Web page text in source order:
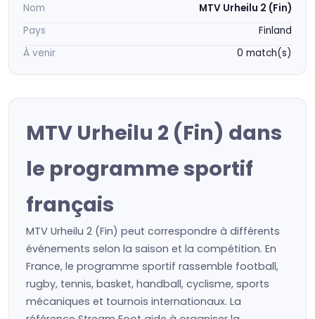
Nom
MTV Urheilu 2 (Fin)
Pays
Finland
À venir
0 match(s)
MTV Urheilu 2 (Fin) dans
le programme sportif
français
MTV Urheilu 2 (Fin) peut correspondre à différents
événements selon la saison et la compétition. En
France, le programme sportif rassemble football,
rugby, tennis, basket, handball, cyclisme, sports
mécaniques et tournois internationaux. La